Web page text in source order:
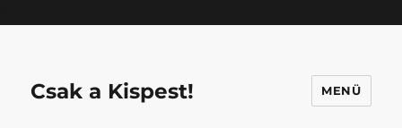
Csak a Kispest! MENÜ